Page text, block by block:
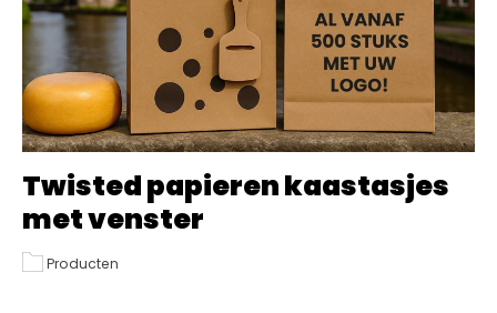
Twisted papieren kaastasjes
met venster
Producten